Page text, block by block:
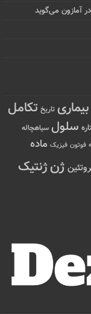
آمازون می‌گوید
بیماری تاریخ تکامل
سلول سیاهچاله
فوتون فیزیک ماده
ژنژنتیک